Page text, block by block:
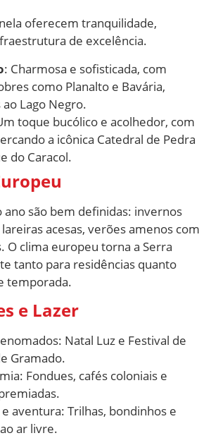
oferecem tranquilidade,
de excelência.
: Charmosa e sofisticada, com
como Planalto e Bavária,
Lago Negro.
toque bucólico e acolhedor, com
a icônica Catedral de Pedra
do Caracol.
ano são bem definidas: invernos
acesas, verões amenos com
O clima europeu torna a Serra
tanto para residências quanto
temporada.
e Lazer
Natal Luz e Festival de
Gramado.
Fondues, cafés coloniais e
aventura: Trilhas, bondinhos e
ar livre.